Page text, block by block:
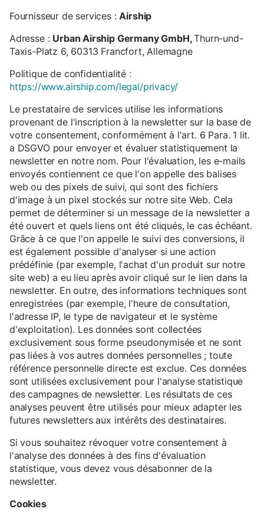
Fournisseur de services :Airship
Adresse : Urban Airship Germany GmbH,Thurn-und-
Taxis-Platz 6, 60313 Francfort, Allemagne
Politique de confidentialité :
https://www.airship.com/legal/privacy/
Le prestataire de services utilise les informations
provenant de l'inscription à la newsletter sur la base de
votre consentement, conformément à l'art. 6 Para. 1 lit.
a DSGVO pour envoyer et évaluer statistiquement la
newsletter en notre nom. Pour l'évaluation, les e-mails
envoyés contiennent ce que l'on appelle des balises
web ou des pixels de suivi, qui sont des fichiers
d'image à un pixel stockés sur notre site Web. Cela
permet de déterminer si un message de la newsletter a
été ouvert et quels liens ont été cliqués, le cas échéant.
Grâce à ce que l'on appelle le suivi des conversions, il
est également possible d'analyser si une action
prédéfinie (par exemple, l'achat d'un produit sur notre
site web) a eu lieu après avoir cliqué sur le lien dans la
newsletter. En outre, des informations techniques sont
enregistrées (par exemple, l'heure de consultation,
l'adresse IP, le type de navigateur et le système
d'exploitation). Les données sont collectées
exclusivement sous forme pseudonymisée et ne sont
pas liées à vos autres données personnelles ; toute
référence personnelle directe est exclue. Ces données
sont utilisées exclusivement pour l'analyse statistique
des campagnes de newsletter. Les résultats de ces
analyses peuvent être utilisés pour mieux adapter les
futures newsletters aux intérêts des destinataires.
Si vous souhaitez révoquer votre consentement à
l'analyse des données à des fins d'évaluation
statistique, vous devez vous désabonner de la
newsletter.
Cookies